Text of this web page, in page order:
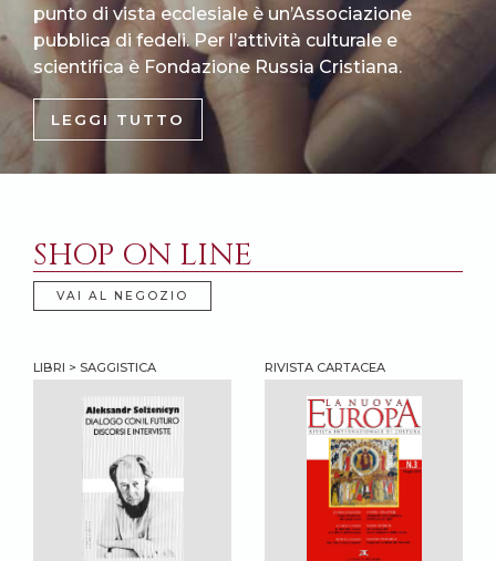
punto di vista ecclesiale è un’Associazione
pubblica di fedeli. Per l’attività culturale e
scientifica è Fondazione Russia Cristiana.
LEGGI TUTTO
SHOP ON LINE
VAI AL NEGOZIO
LIBRI > SAGGISTICA RIVISTA CARTACEA